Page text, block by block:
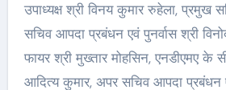
उपाध्यक्ष श्री विनय कुमार रुहेला,
सचिव आपदा प्रबंधन एवं पुनर्वास श्री
फायर श्री मुख्तार मोहसिन, एनडीएमए के
आदित्य कुमार, अपर सचिव आपदा प्रबंधन